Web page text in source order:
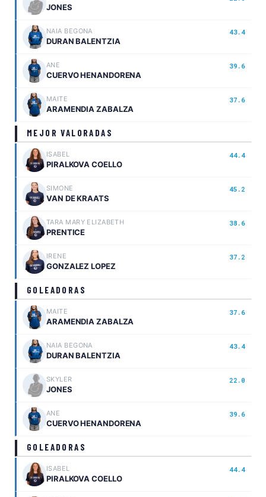
JONES
NAIA BEGONA 43.4
DURAN BALENTZIA
ANE 39.6
CUERVO HENANDORENA
MAITE 37.6
ARAMENDIA ZABALZA
MEJOR VALORADAS
ISABEL 44.4
PIRALKOVA COELLO
SIMONE 45.2
VAN DE KRAATS
TARA MARY ELIZABETH 38.6
PRENTICE
IRENE 37.2
GONZALEZ LOPEZ
GOLEADORAS
MAITE 37.6
ARAMENDIA ZABALZA
NAIA BEGONA 43.4
DURAN BALENTZIA
SKYLER 22.0
JONES
ANE 39.6
CUERVO HENANDORENA
GOLEADORAS
ISABEL 44.4
PIRALKOVA COELLO